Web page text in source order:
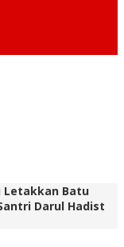
Letakkan Batu
Darul Hadist